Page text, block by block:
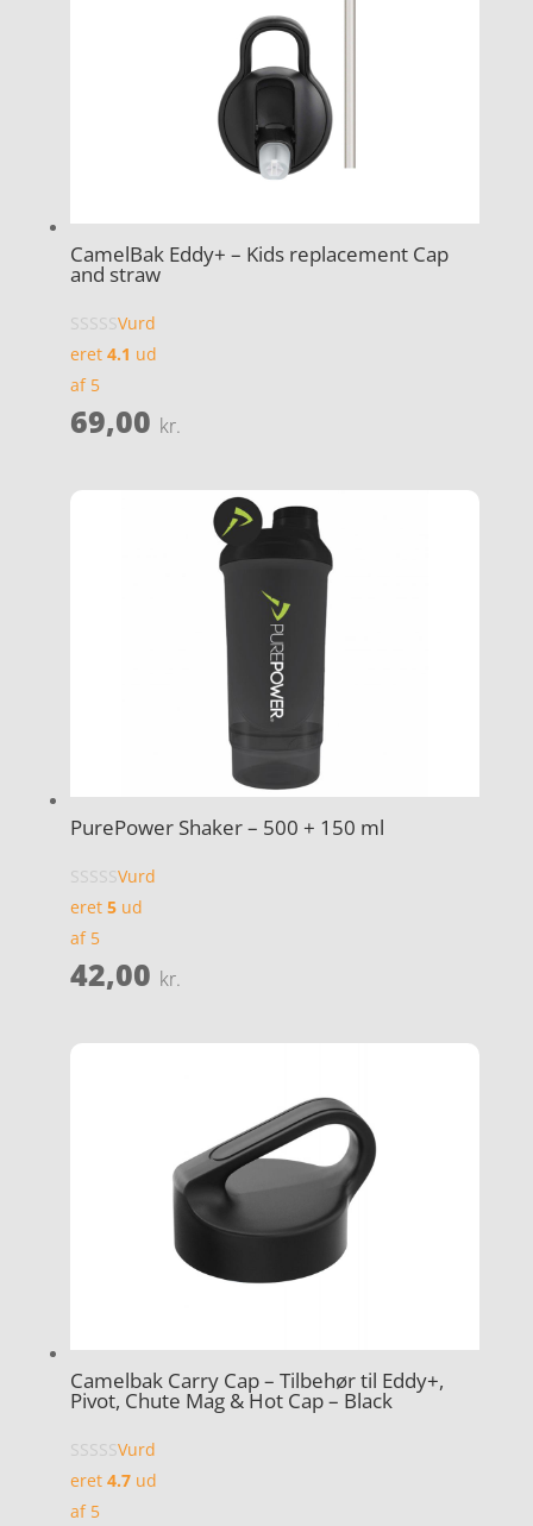
CamelBak Eddy+ – Kids replacement Cap
and straw
Vurd
eret 4.1 ud
af 5
69,00 kr.
PurePower Shaker – 500 + 150 ml
Vurd
eret 5ud
af 5
42,00 kr.
Camelbak Carry Cap – Tilbehør til Eddy+,
Pivot, Chute Mag & Hot Cap – Black
Vurd
eret 4.7ud
af 5